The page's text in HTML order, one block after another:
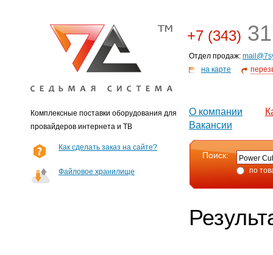
Комплексные поставки оборудования для
провайдеров интернета и ТВ
+7 (343)
Отдел продаж:
на карте
О компании
Вакансии
Как сделать заказ на сайте?
Файловое хранилище
Поиск:
по